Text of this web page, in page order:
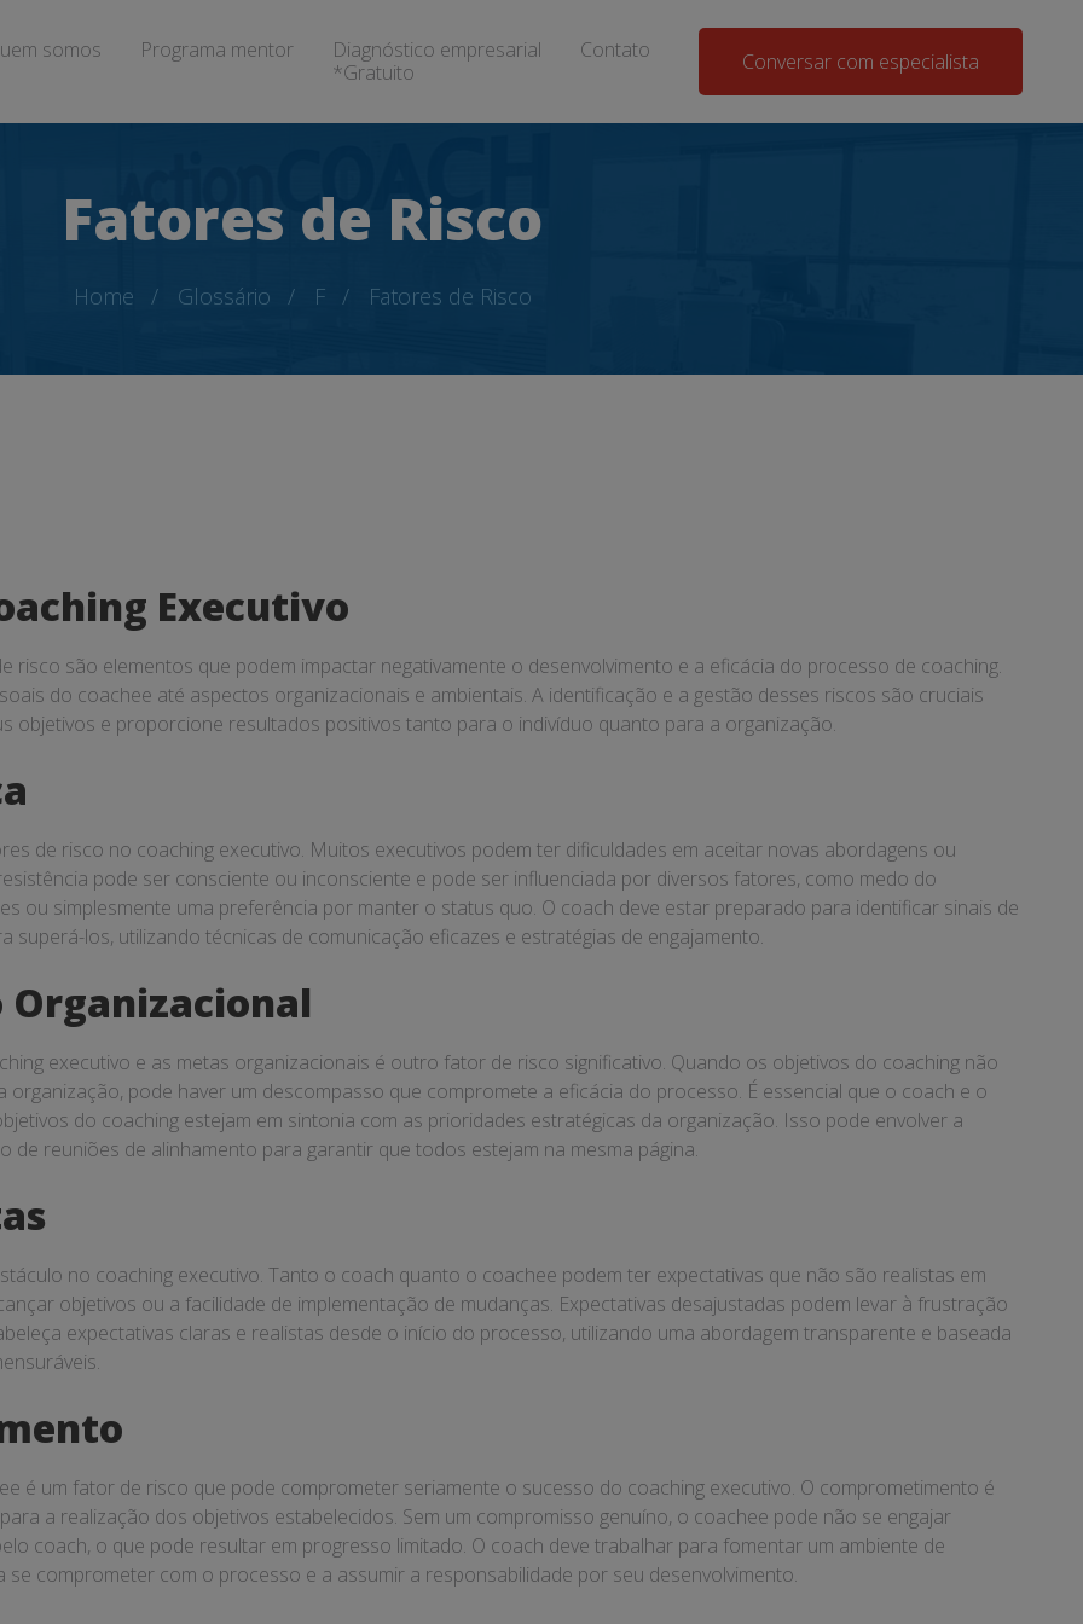
somos Programa mentor
Diagnóstico empresarial
*Gratuito
Contato Conversar com especialista
Fatores de Risco
Home Glossário F Fatores de Risco
Executivo
são elementos que podem impactar negativamente o desenvolvimento e a eficácia do processo de coaching.
do coachee até aspectos organizacionais e ambientais. A identificação e a gestão desses riscos são cruciais
objetivos e proporcione resultados positivos tanto para o indivíduo quanto para a organização.
de risco no coaching executivo. Muitos executivos podem ter dificuldades em aceitar novas abordagens ou
pode ser consciente ou inconsciente e pode ser influenciada por diversos fatores, como medo do
ou simplesmente uma preferência por manter o status quo. O coach deve estar preparado para identificar sinais de
los, utilizando técnicas de comunicação eficazes e estratégias de engajamento.
executivo e as metas organizacionais é outro fator de risco significativo. Quando os objetivos do coaching não
organização, pode haver um descompasso que compromete a eficácia do processo. É essencial que o coach e o
do coaching estejam em sintonia com as prioridades estratégicas da organização. Isso pode envolver a
de reuniões de alinhamento para garantir que todos estejam na mesma página.
no coaching executivo. Tanto o coach quanto o coachee podem ter expectativas que não são realistas em
objetivos ou a facilidade de implementação de mudanças. Expectativas desajustadas podem levar à frustração
expectativas claras e realistas desde o início do processo, utilizando uma abordagem transparente e baseada
é um fator de risco que pode comprometer seriamente o sucesso do coaching executivo. O comprometimento é
a realização dos objetivos estabelecidos. Sem um compromisso genuíno, o coachee pode não se engajar
coach, o que pode resultar em progresso limitado. O coach deve trabalhar para fomentar um ambiente de
comprometer com o processo e a assumir a responsabilidade por seu desenvolvimento.